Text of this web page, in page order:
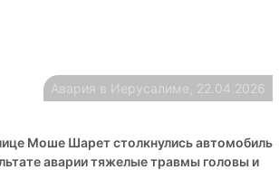
Авария в Иерусалиме, 22.04.2026
Моше Шарет столкнулись автомобиль
аварии тяжелые травмы головы и